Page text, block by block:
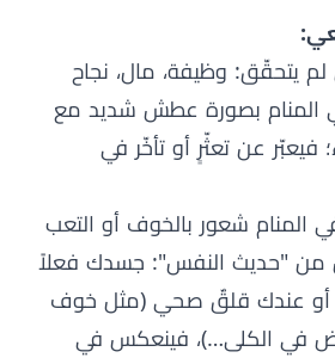
لم يتحقّق: وظيفة، مال، نجاح
المنام بصورة عطش شديد مع
عن تعثّرٍ أو تأخّر في
المنام شعور بالخوف أو التعب
من "حديث النفس": جسدك فعلاً
أو عندك قلقٌ صحي (مثل خوف
في الكلى…)، فينعكس في